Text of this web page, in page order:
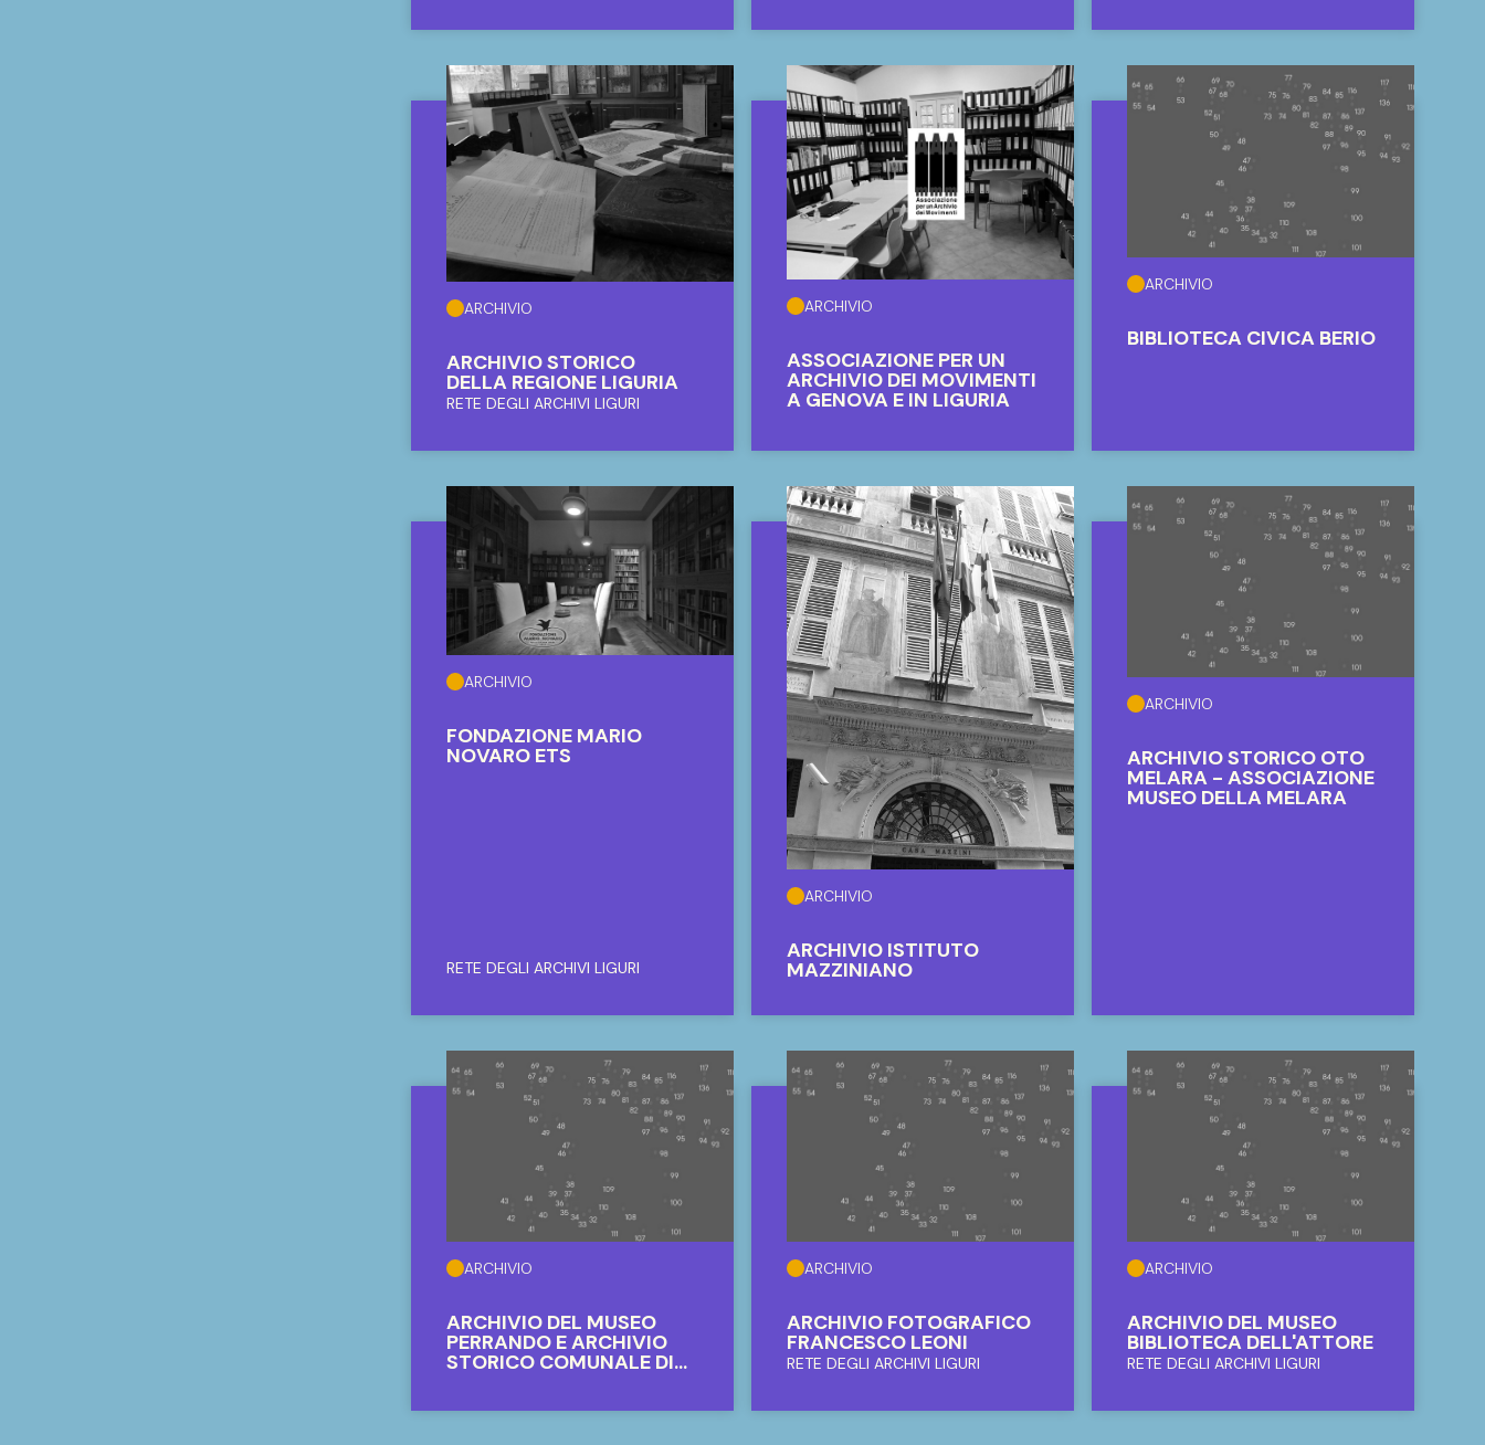
ARCHIVIO
ARCHIVIO STORICO
DELLA REGIONE LIGURIA
RETE DEGLI ARCHIVI LIGURI
ARCHIVIO
ASSOCIAZIONE PER UN
ARCHIVIO DEI MOVIMENTI
A GENOVA E IN LIGURIA
ARCHIVIO
BIBLIOTECA CIVICA BERIO
ARCHIVIO
FONDAZIONE MARIO
NOVARO ETS
RETE DEGLI ARCHIVI LIGURI
ARCHIVIO
ARCHIVIO ISTITUTO
MAZZINIANO
ARCHIVIO
ARCHIVIO STORICO OTO
MELARA - ASSOCIAZIONE
MUSEO DELLA MELARA
ARCHIVIO
ARCHIVIO FOTOGRAFICO
ARCHIVIO DEL MUSEO
BIBLIOTECA DELL'ATTORE